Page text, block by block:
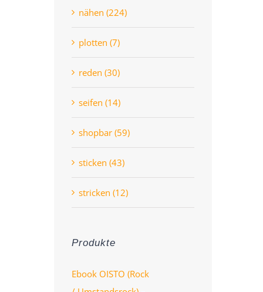
nähen (224)
plotten (7)
reden (30)
seifen (14)
shopbar (59)
sticken (43)
stricken (12)
Produkte
Ebook OISTO (Rock